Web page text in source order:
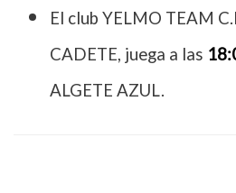
El club YELMO TEAM
CADETE, juega a las
ALGETE AZUL.